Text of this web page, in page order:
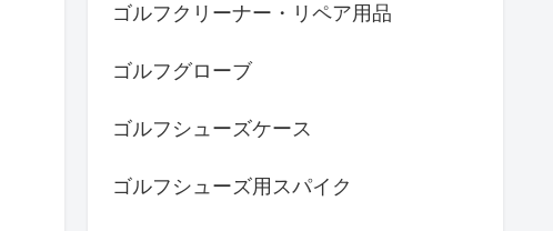
ゴルフクリーナー・リペア用品
ゴルフグローブ
ゴルフシューズケース
ゴルフシューズ用スパイク